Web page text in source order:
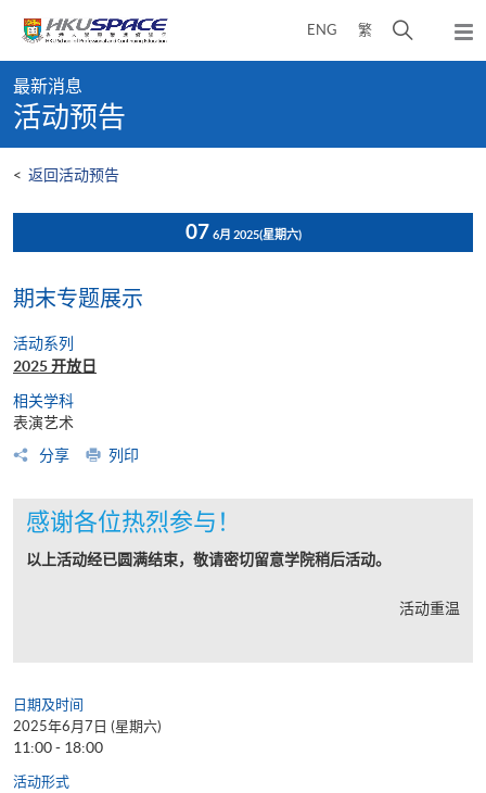
content
ENG 繁
开
弹
出
content
start
最新消息
活动预告
< 返回活动预告
07 6月 2025(星期六)
期末专题展示
活动系列
2025 开放日
相关学科
表演艺术
分享
列印
感谢各位热烈参与！
以上活动经已圆满结束，敬请密切留意学院稍后活动。
活动重温
日期及时间
2025年6月7日 (星期六)
11:00 - 18:00
活动形式